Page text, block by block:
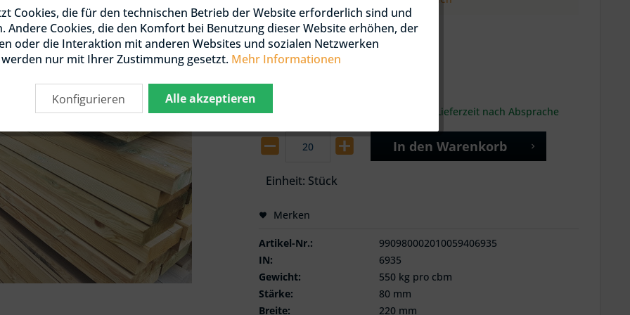
/ DOUGLASIE
/ KDI
UND LATTEN
/ DOUGLASIE
/ DOUGLASIE
440,48 € / cbm *
Gesamtpreis:920,60
Abholbereit in ca. 1-3 Werktagen / Lieferzeit nach Absprache
Einheit: Stück
In den Warenkorb
Merken
Artikel-Nr.:
990980002010059406935
IN:
6935
Gewicht:
550 kg pro cbm
Stärke:
80 mm
Breite:
220 mm
Cookies, die für den technischen Betrieb der Website erforderlich sind und
Andere Cookies, die den Komfort bei Benutzung dieser Website erhöhen, der
oder die Interaktion mit anderen Websites und sozialen Netzwerken
nur mit Ihrer Zustimmung gesetzt. Mehr Informationen
Alle akzeptieren
Konfigurieren